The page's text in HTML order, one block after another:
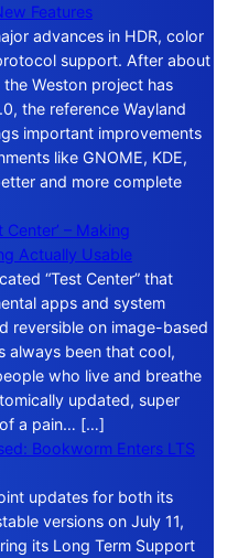
Features
advances in HDR, color
support. After about
Weston project has
the reference Wayland
important improvements
like GNOME, KDE,
and more complete
Center’ – Making
Actually Usable
“Test Center” that
apps and system
reversible on image-based
always been that cool,
who live and breathe
updated, super
a pain… […]
Bookworm Enters LTS
updates for both its
versions on July 11,
its Long Term Support